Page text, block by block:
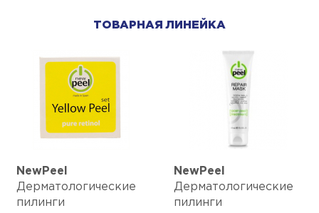
ТОВАРНАЯ ЛИНЕЙКА
NewPeel
Дерматологические
пилинги
NewPeel
Дерматологические
пилинги